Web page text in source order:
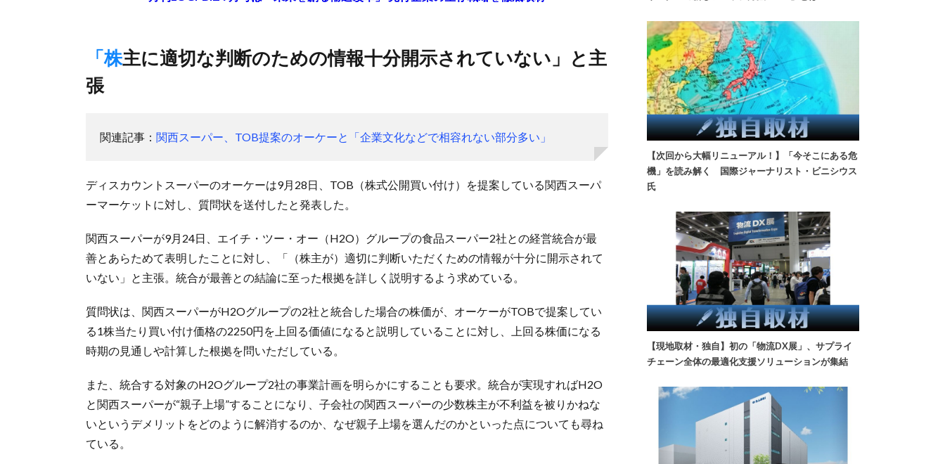
「株主に適切な判断のための情報十分開示されていない」と主
張
関連記事： 関西スーパー、TOB提案のオーケーと「企業文化などで相容れない部分多い」
ディスカウントスーパーのオーケーは9月28日、TOB（株式公開買い付け）を提案している関西スーパ
ーマーケットに対し、質問状を送付したと発表した。
関西スーパーが9月24日、エイチ・ツー・オー（H2O）グループの食品スーパー2社との経営統合が最
善とあらためて表明したことに対し、「（株主が）適切に判断いただくための情報が十分に開示されて
いない」と主張。統合が最善との結論に至った根拠を詳しく説明するよう求めている。
質問状は、関西スーパーがH2Oグループの2社と統合した場合の株価が、オーケーがTOBで提案してい
る1株当たり買い付け価格の2250円を上回る価値になると説明していることに対し、上回る株価になる
時期の見通しや計算した根拠を問いただしている。
また、統合する対象のH2Oグループ2社の事業計画を明らかにすることも要求。統合が実現すればH2O
と関西スーパーが“親子上場”することになり、子会社の関西スーパーの少数株主が不利益を被りかねな
いというデメリットをどのように解消するのか、なぜ親子上場を選んだのかといった点についても尋ね
ている。
【次回から大幅リニューアル！】「今そこにある危
機」を読み解く 国際ジャーナリスト・ビニシウス
氏
【現地取材・独自】初の「物流DX展」、サプライ
チェーン全体の最適化支援ソリューションが集結